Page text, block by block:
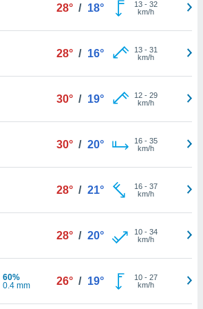
28° / 18° 13- 32
km/h
28° / 16° 13- 31
km/h
30° / 19° 12- 29
km/h
30° / 20° 16- 35
km/h
28° / 21° 16- 37
km/h
28° / 20° 10- 34
km/h
60%
0.4 mm
26° / 19° 10- 27
km/h